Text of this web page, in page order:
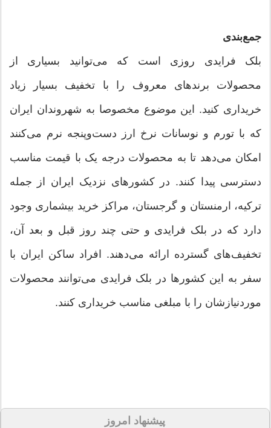
جمع‌بندی
بلک فرایدی روزی است که می‌توانید بسیاری از
محصولات برندهای معروف را با تخفیف بسیار زیاد
خریداری کنید. این موضوع مخصوصا به شهروندان ایران
که با تورم و نوسانات نرخ ارز دست‌وپنجه نرم می‌کنند
امکان می‌دهد تا به محصولات درجه یک با قیمت مناسب
دسترسی پیدا کنند. در کشورهای نزدیک ایران از جمله
ترکیه، ارمنستان و گرجستان، مراکز خرید بیشماری وجود
دارد که در بلک فرایدی و حتی چند روز قبل و بعد آن،
تخفیف‌های گسترده ارائه می‌دهند. افراد ساکن ایران با
سفر به این کشورها در بلک فرایدی می‌توانند محصولات
موردنیازشان را با مبلغی مناسب خریداری کنند.
پیشنهاد امروز